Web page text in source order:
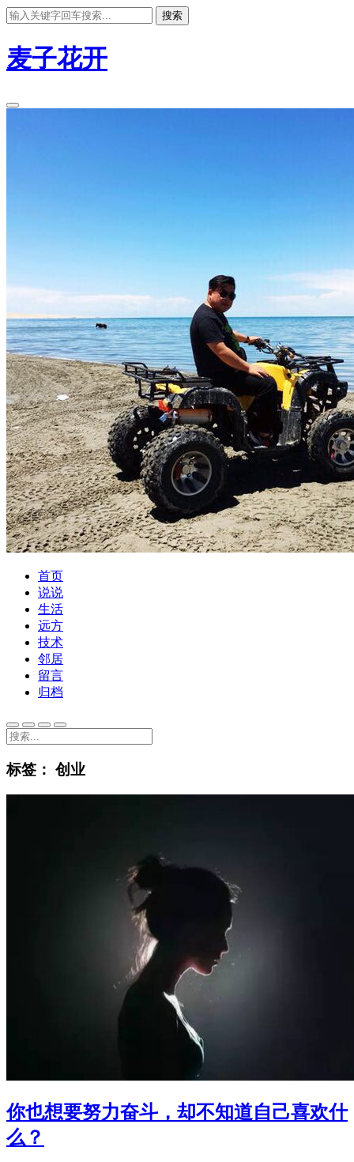
搜索
麦子花开
首页
说说
生活
远方
技术
邻居
留言
归档
标签： 创业
你也想要努力奋斗，却不知道自己喜欢什
么？